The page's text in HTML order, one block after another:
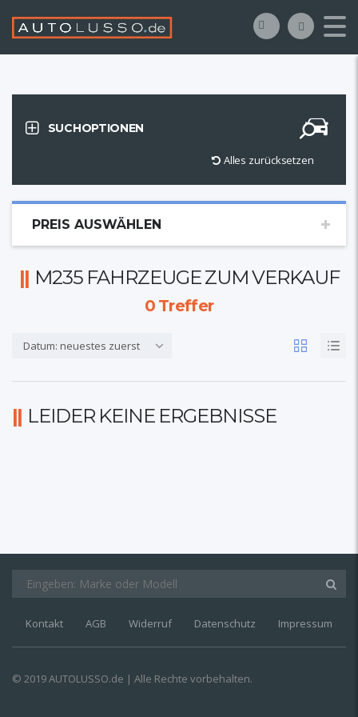
SUCHOPTIONEN
Alles zurücksetzen
PREIS AUSWÄHLEN
M235 FAHRZEUGE ZUM VERKAUF
0Treffer
Datum: neuestes zuerst
LEIDER KEINE ERGEBNISSE
Kontakt AGB Widerruf Datenschutz Impressum
© 2019 AUTOLUSSO.de | Alle Rechte vorbehalten.